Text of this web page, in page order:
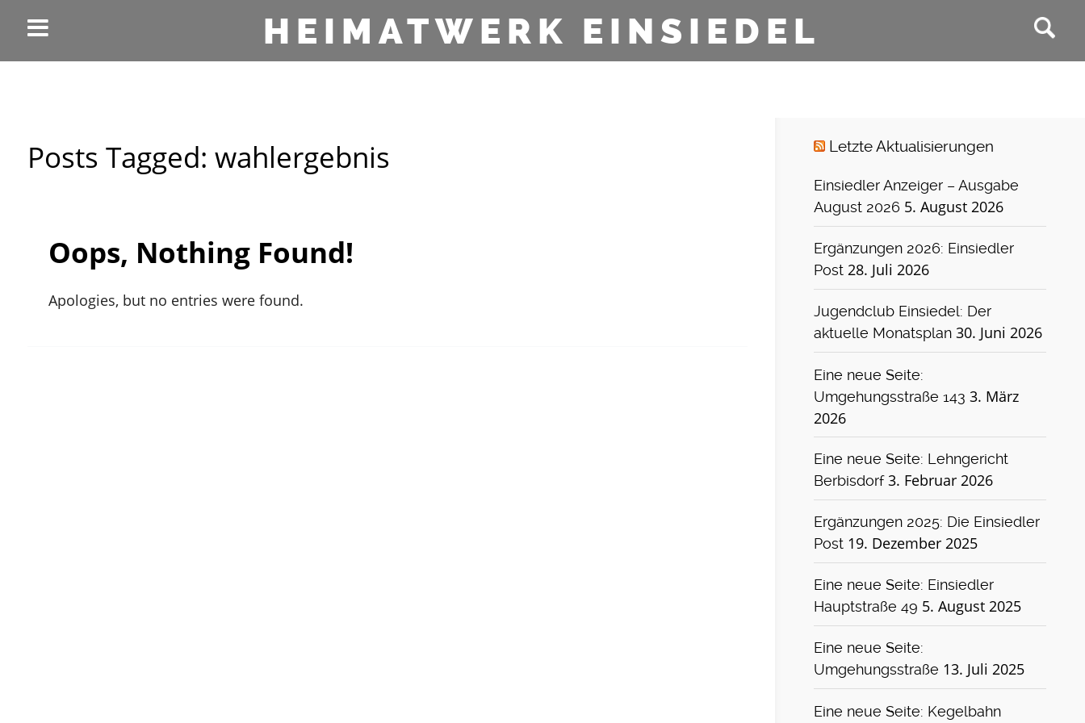
HEIMATWERK EINSIEDEL
Posts Tagged: wahlergebnis
Oops, Nothing Found!
Apologies, but no entries were found.
Letzte Aktualisierungen
Einsiedler Anzeiger – Ausgabe
August 2026 5. August 2026
Ergänzungen 2026: Einsiedler
Post 28. Juli 2026
Jugendclub Einsiedel: Der
aktuelle Monatsplan 30. Juni 2026
Eine neue Seite:
Umgehungsstraße 143 3. März
2026
Eine neue Seite: Lehngericht
Berbisdorf 3. Februar 2026
Ergänzungen 2025: Die Einsiedler
Post 19. Dezember 2025
Eine neue Seite: Einsiedler
Hauptstraße 49 5. August 2025
Eine neue Seite:
Umgehungsstraße 13. Juli 2025
Eine neue Seite: Kegelbahn